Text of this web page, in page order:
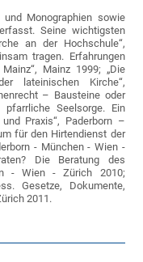
Monographien sowie
Seine wichtigsten
an der Hochschule“,
tragen. Erfahrungen
Mainz 1999; „Die
lateinischen Kirche“,
– Bausteine oder
pfarrliche Seelsorge. Ein
Praxis“, Paderborn –
für den Hirtendienst der
- München - Wien -
Die Beratung des
- Wien - Zürich 2010;
Gesetze, Dokumente,
2011.